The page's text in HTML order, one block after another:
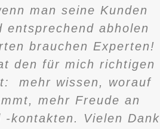
man seine Kunden
abholen
brauchen Experten!
den für mich richtigen
mehr wissen, worauf
mehr Freude an
-kontakten. Vielen Dank